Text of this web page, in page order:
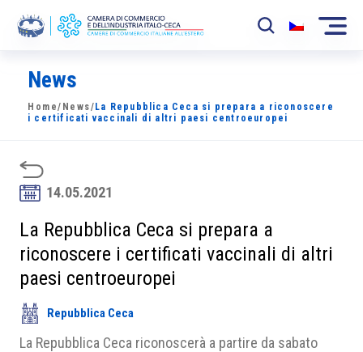
La Camera
News
Sviluppo Mercato
Soci
Partner
Area riservata
News
Home/ News/ La Repubblica Ceca si prepara a riconoscere
i certificati vaccinali di altri paesi centroeuropei
14.05.2021
La Repubblica Ceca si prepara a
riconoscere i certificati vaccinali di altri
paesi centroeuropei
Repubblica Ceca
La Repubblica Ceca riconoscerà a partire da sabato